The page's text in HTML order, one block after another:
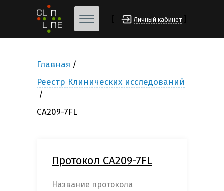
Личный кабинет
Главная
Реестр Клинических исследований
CA209-7FL
Протокол CA209-7FL
Название протокола